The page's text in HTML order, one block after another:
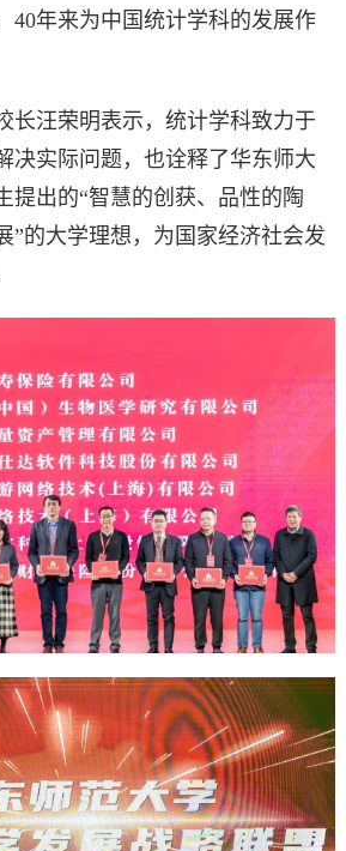
40年来为中国统计学科的发展作
长汪荣明表示，统计学科致力于
决实际问题，也诠释了华东师大
提出的“智慧的创获、品性的陶
”的大学理想，为国家经济社会发